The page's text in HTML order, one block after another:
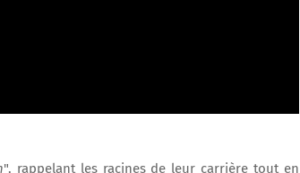
", rappelant les racines de leur carrière tout en